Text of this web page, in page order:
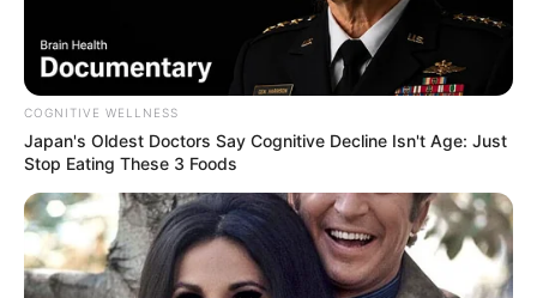
COGNITIVE WELLNESS
Japan's Oldest Doctors Say Cognitive Decline Isn't Age: Just
Stop Eating These 3 Foods